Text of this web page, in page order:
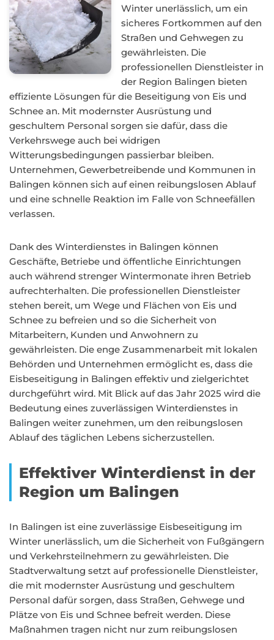
Winter unerlässlich, um ein
sicheres Fortkommen auf den
Straßen und Gehwegen zu
gewährleisten. Die
professionellen Dienstleister in
der Region Balingen bieten
effiziente Lösungen für die Beseitigung von Eis und
Schnee an. Mit modernster Ausrüstung und
geschultem Personal sorgen sie dafür, dass die
Verkehrswege auch bei widrigen
Witterungsbedingungen passierbar bleiben.
Unternehmen, Gewerbetreibende und Kommunen in
Balingen können sich auf einen reibungslosen Ablauf
und eine schnelle Reaktion im Falle von Schneefällen
verlassen.
Dank des Winterdienstes in Balingen können
Geschäfte, Betriebe und öffentliche Einrichtungen
auch während strenger Wintermonate ihren Betrieb
aufrechterhalten. Die professionellen Dienstleister
stehen bereit, um Wege und Flächen von Eis und
Schnee zu befreien und so die Sicherheit von
Mitarbeitern, Kunden und Anwohnern zu
gewährleisten. Die enge Zusammenarbeit mit lokalen
Behörden und Unternehmen ermöglicht es, dass die
Eisbeseitigung in Balingen effektiv und zielgerichtet
durchgeführt wird. Mit Blick auf das Jahr 2025 wird die
Bedeutung eines zuverlässigen Winterdienstes in
Balingen weiter zunehmen, um den reibungslosen
Ablauf des täglichen Lebens sicherzustellen.
Effektiver Winterdienst in der
Region um Balingen
In Balingen ist eine zuverlässige Eisbeseitigung im
Winter unerlässlich, um die Sicherheit von Fußgängern
und Verkehrsteilnehmern zu gewährleisten. Die
Stadtverwaltung setzt auf professionelle Dienstleister,
die mit modernster Ausrüstung und geschultem
Personal dafür sorgen, dass Straßen, Gehwege und
Plätze von Eis und Schnee befreit werden. Diese
Maßnahmen tragen nicht nur zum reibungslosen